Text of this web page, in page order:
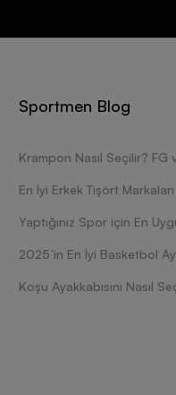
Sportmen Blog
En İyi Erkek Tişört Markaları
Yaptığınız Spor için En
2025’in En İyi Basketbol
Koşu Ayakkabısını Nasıl